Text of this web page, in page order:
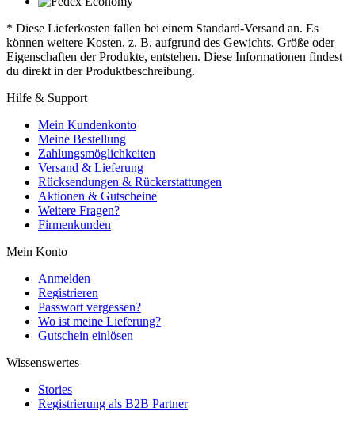
* Diese Lieferkosten fallen bei einem Standard-Versand an. Es
können weitere Kosten, z. B. aufgrund des Gewichts, Größe oder
Eigenschaften der Produkte, entstehen. Diese Informationen findest
du direkt in der Produktbeschreibung.
Hilfe & Support
Mein Kundenkonto
Meine Bestellung
Zahlungsmöglichkeiten
Versand & Lieferung
Rücksendungen & Rückerstattungen
Aktionen & Gutscheine
Weitere Fragen?
Firmenkunden
Mein Konto
Anmelden
Registrieren
Passwort vergessen?
Wo ist meine Lieferung?
Gutschein einlösen
Wissenswertes
Stories
Registrierung als B2B Partner